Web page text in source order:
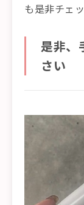
も是非チェ
是非、
さい